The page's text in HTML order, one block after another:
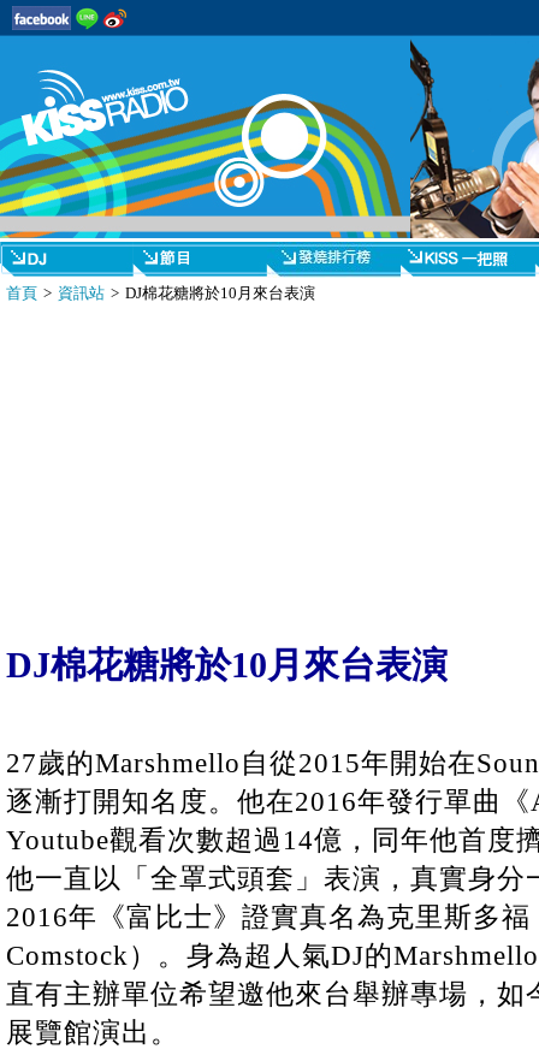
首頁 > 資訊站 > DJ棉花糖將於10月來台表演
DJ棉花糖將於10月來台表演
27歲的Marshmello自從2015年開始在
逐漸打開知名度。他在2016年發行單曲
Youtube觀看次數超過14億，同年他首度
他一直以「全罩式頭套」表演，真實身分
2016年《富比士》證實真名為克里斯多福
Comstock）。身為超人氣DJ的
直有主辦單位希望邀他來台舉辦專場，如
展覽館演出。